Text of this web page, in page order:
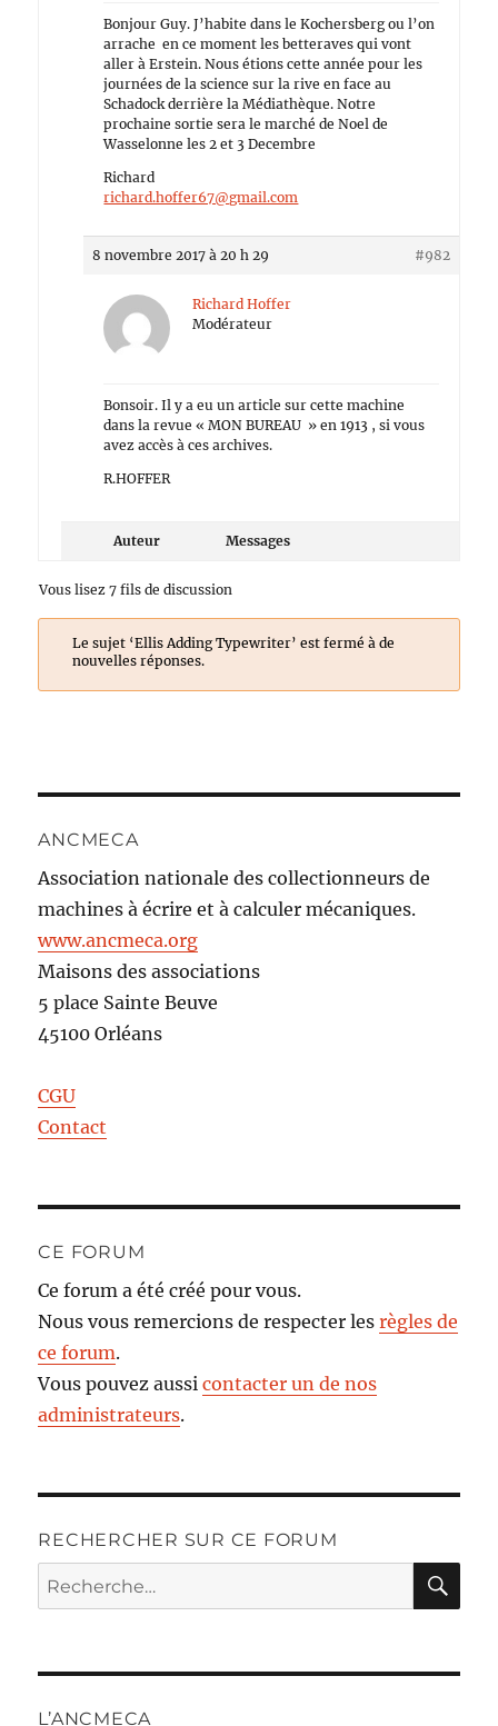
Bonjour Guy. J’habite dans le Kochersberg ou l’on
arrache en ce moment les betteraves qui vont
aller à Erstein. Nous étions cette année pour les
journées de la science sur la rive en face au
Schadock derrière la Médiathèque. Notre
prochaine sortie sera le marché de Noel de
Wasselonne les 2 et 3 Decembre
Richard
richard.hoffer67@gmail.com
8 novembre 2017 à 20 h 29 #982
Richard Hoffer
Modérateur
Bonsoir. Il y a eu un article sur cette machine
dans la revue « MON BUREAU » en 1913 , si vous
avez accès à ces archives.
R.HOFFER
Auteur Messages
Vous lisez 7 fils de discussion
Le sujet ‘Ellis Adding Typewriter’ est fermé à de
nouvelles réponses.
ANCMECA
Association nationale des collectionneurs de
machines à écrire et à calculer mécaniques.
www.ancmeca.org
Maisons des associations
5 place Sainte Beuve
45100 Orléans
CGU
Contact
CE FORUM
Ce forum a été créé pour vous.
Nous vous remercions de respecter lesrègles de
ce forum.
Vous pouvez aussicontacter un de nos
administrateurs.
RECHERCHER SUR CE FORUM
Recherche
pour :
L’ANCMECA